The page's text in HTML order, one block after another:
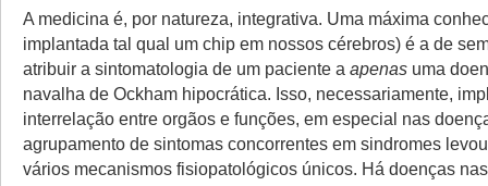
A medicina é, por natureza, integrativa. Uma máxima
implantada tal qual um chip em nossos cérebros) é a de
atribuir a sintomatologia de um paciente a apenas uma
navalha de Ockham hipocrática. Isso, necessariamente,
interrelação entre orgãos e funções, em especial nas
agrupamento de sintomas concorrentes em sindromes
vários mecanismos fisiopatológicos únicos. Há doenças